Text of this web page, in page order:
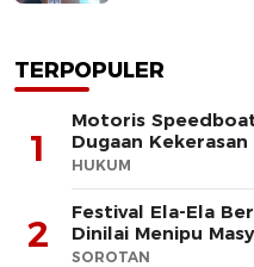
TERPOPULER
1
Motoris
Dugaan
HUKUM
2
Festival Ela-Ela
Dinilai Menipu
SOROTAN